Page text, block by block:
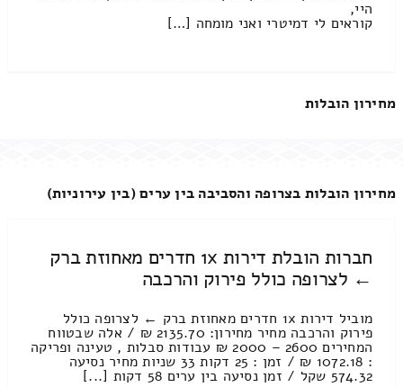
היי,
קוראים לי דמיטרי ואני מומחה […]
מחירון הובלות
מחירון הובלות בצרופה והסביבה בין ערים (בין עירוניות)
חברות הובלת דירות 1x חדרים מאחוזת ברק
← לצרופה כולל פירוק והרכבה
מוביל דירות 1x חדרים מאחוזת ברק ← לצרופה כולל
פירוק והרכבה מחיר מחירון: 2135.70 ₪ / אלה שבטווח
המחירים 2600 – 2000 ₪ עבודות סבלות , טעינה ופריקה
: 1072.18 ₪ / זמן : 25 דקות 33 שניות מחיר נסיעה
574.32 שקל / זמן נסיעה בין ערים 58 דקות [...]